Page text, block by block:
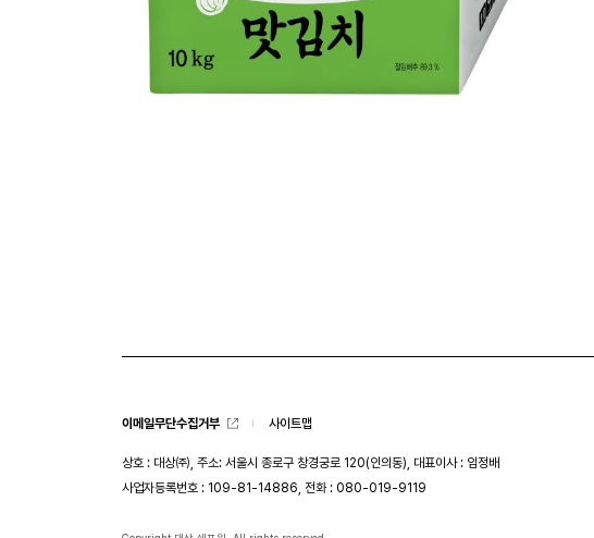
이메일무단수집거부 사이트맵
상호 : 대상㈜, 주소: 서울시 종로구 창경궁로 120(인의동), 대표이사 : 임정배
사업자등록번호 : 109-81-14886, 전화 : 080-019-9119